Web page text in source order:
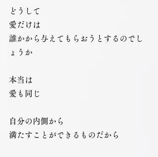
どうして
愛だけは
誰かから与えてもらおうとするのでし
ょうか
本当は
愛も同じ
自分の内側から
満たすことができるものだから